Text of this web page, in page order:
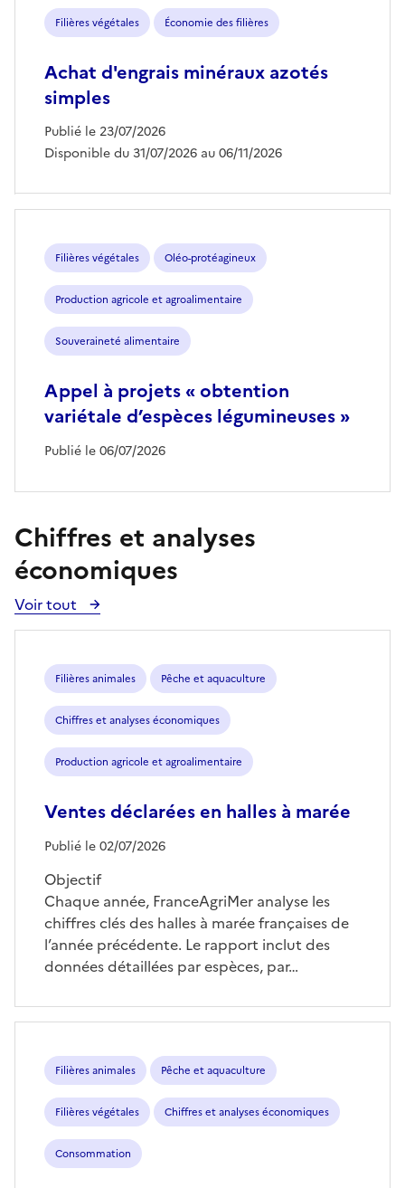
Filières végétales Économie des filières
Achat d'engrais minéraux azotés
simples
Publié le 23/07/2026
Disponible du 31/07/2026 au 06/11/2026
Filières végétales Oléo-protéagineux
Production agricole et agroalimentaire
Souveraineté alimentaire
Appel à projets « obtention
variétale d’espèces légumineuses »
Publié le 06/07/2026
Chiffres et analyses
économiques
Voir tout
Voir
toutes
publications
Filières animales Pêche et aquaculture
Chiffres et analyses économiques
Production agricole et agroalimentaire
Ventes déclarées en halles à marée
Publié le 02/07/2026
Objectif
Chaque année, FranceAgriMer analyse les
chiffres clés des halles à marée françaises de
l’année précédente. Le rapport inclut des
données détaillées par espèces, par…
Filières animales Pêche et aquaculture
Filières végétales Chiffres et analyses économiques
Consommation